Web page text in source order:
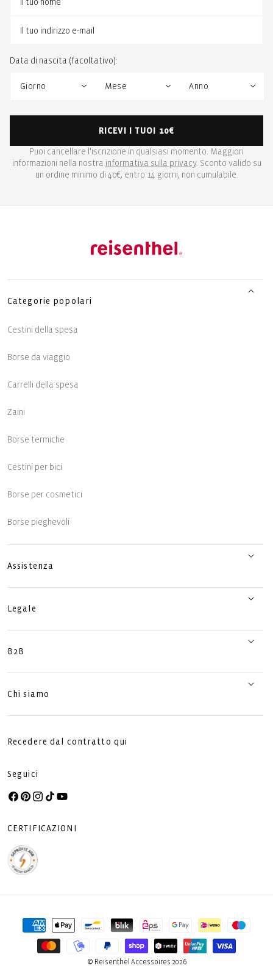
Data di nascita (facoltativo):
RICEVI I TUOI 10€
Puoi cancellare l'iscrizione in qualsiasi momento. Maggiori
informazioni nella nostra informativa sulla privacy. Sconto valido su
un ordine minimo di 40€, entro 14 giorni, non cumulabile.
Categorie popolari
Cestini della spesa
Borse da viaggio
Carrelli della spesa
Zaini
Borse termiche
Cestini per bici
Borse per cosmetici
Borse pieghevoli
Assistenza
Legale
B2B
Chi siamo
Recedere dal contratto qui
Seguici
Facebook
Pinterest
Instagram
TikTokYouTube
CERTIFICAZIONI
Metodi
pagamento
© Reisenthel Accessoires 2026